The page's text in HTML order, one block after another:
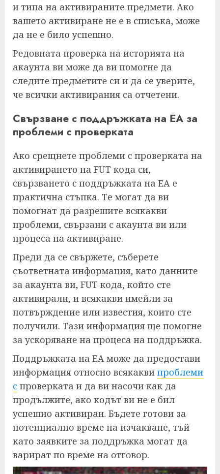
и типа на активираните предмети. Ако
вашето активиране не е в списъка, може
да не е било успешно.
Редовната проверка на историята на
акаунта ви може да ви помогне да
следите предметите си и да се уверите,
че всички активирания са отчетени.
Свързване с поддръжката на EA за
проблеми с проверката
Ако срещнете проблеми с проверката на
активирането на FUT кода си,
свързването с поддръжката на EA е
практична стъпка. Те могат да ви
помогнат да разрешите всякакви
проблеми, свързани с акаунта ви или
процеса на активиране.
Преди да се свържете, съберете
съответната информация, като данните
за акаунта ви, FUT кода, който сте
активирали, и всякакви имейли за
потвърждение или известия, които сте
получили. Тази информация ще помогне
за ускоряване на процеса на поддръжка.
Поддръжката на EA може да предостави
информация относно всякакви проблеми
с проверката и да ви насочи как да
продължите, ако кодът ви не е бил
успешно активиран. Бъдете готови за
потенциално време на изчакване, тъй
като заявките за поддръжка могат да
варират по време на отговор.